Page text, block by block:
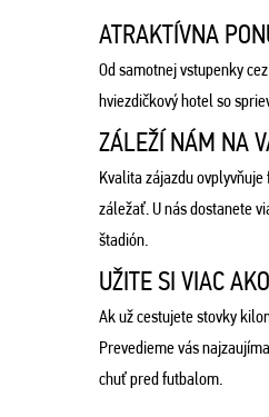
ATRAKTÍVNA
Od samotnej vstupenky
hviezdičkový hotel so
ZÁLEŽÍ NÁM NA
Kvalita zájazdu
záležať. U nás dostanete
štadión.
UŽITE SI VIAC
Ak už cestujete stovky
Prevedieme vás
chuť pred futbalom.